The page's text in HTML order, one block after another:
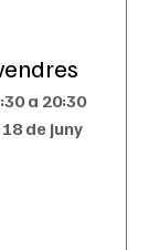
a 20:30
de juny